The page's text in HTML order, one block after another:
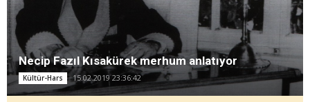
Necip Fazıl Kısakürek merhum anlatıyor
Kültür-Hars 15.02.2019 23:36:42